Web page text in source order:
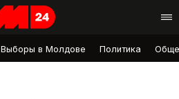
Выборы в Молдове Политика